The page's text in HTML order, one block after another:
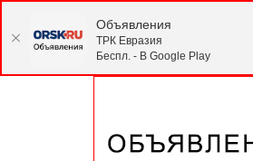
Объявления
ТРК Евразия
Беспл. - В Google Play